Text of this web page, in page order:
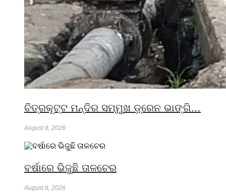
ଚିତ୍ରକୂଟ୍ଟ ମନ୍ଦିର ସମ୍ମୁଖ ଡ଼୍ରେନ ଭାଙ୍ଗି…
August 8, 2026
ବର୍ଷାରେ ଭିଜୁଛି ତାଳଚେର
August 8, 2026